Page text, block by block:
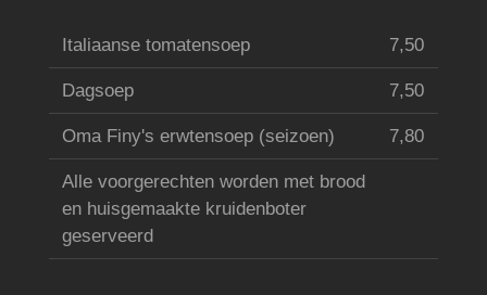
Italiaanse tomatensoep 7,50
Dagsoep 7,50
Oma Finy's erwtensoep (seizoen) 7,80
Alle voorgerechten worden met brood
en huisgemaakte kruidenboter
geserveerd